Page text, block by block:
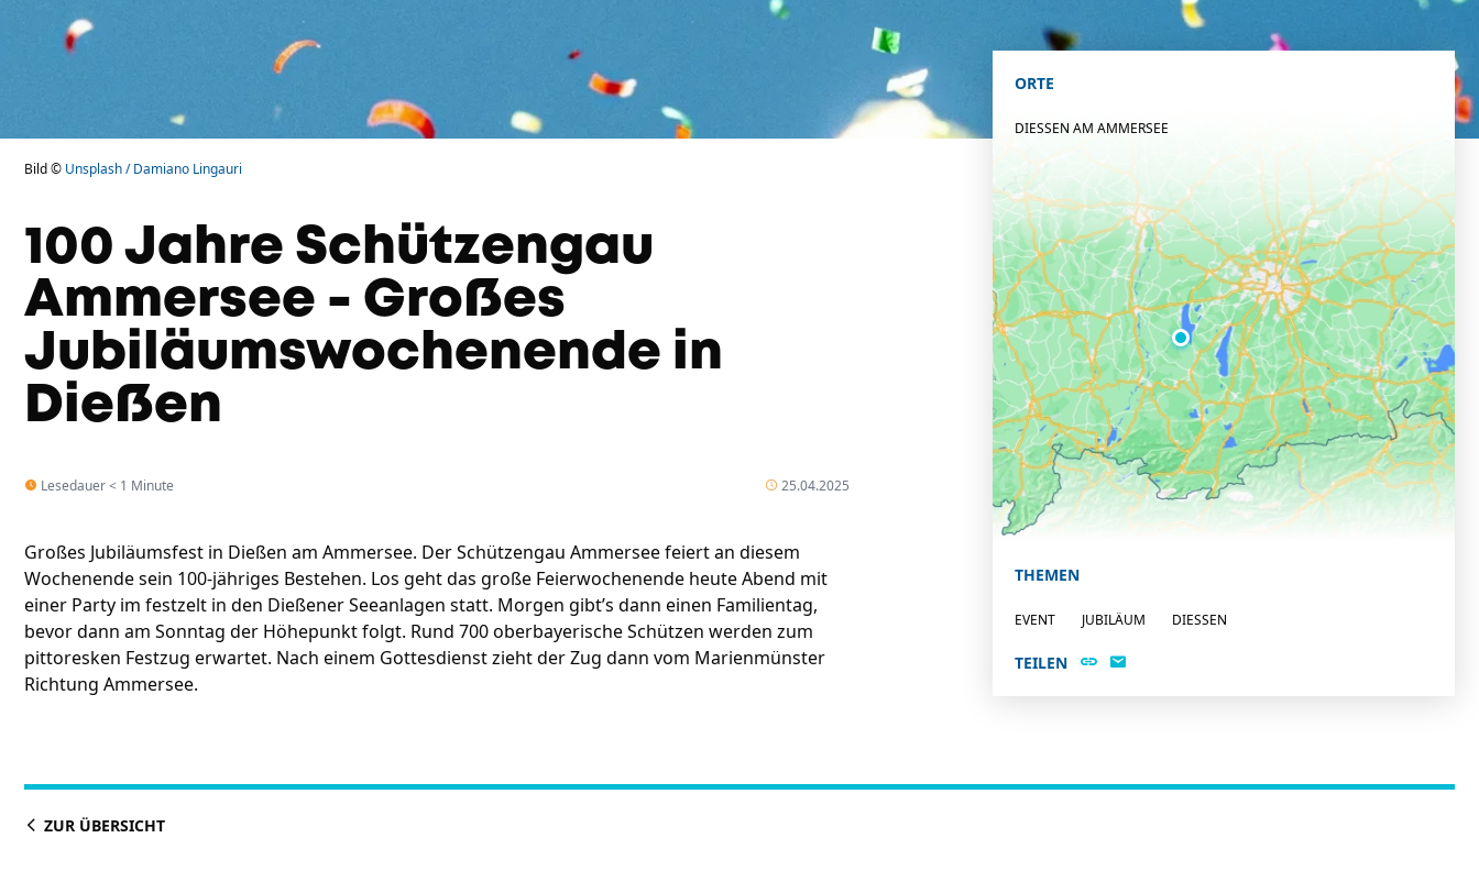
Bild © Unsplash / Damiano Lingauri
100 Jahre Schützengau
Ammersee - Großes
Jubiläumswochenende in
Dießen
Lesedauer < 1 Minute 25.04.2025
Großes Jubiläumsfest in Dießen am Ammersee. Der Schützengau Ammersee feiert an diesem
Wochenende sein 100-jähriges Bestehen. Los geht das große Feierwochenende heute Abend mit
einer Party im festzelt in den Dießener Seeanlagen statt. Morgen gibt’s dann einen Familientag,
bevor dann am Sonntag der Höhepunkt folgt. Rund 700 oberbayerische Schützen werden zum
pittoresken Festzug erwartet. Nach einem Gottesdienst zieht der Zug dann vom Marienmünster
Richtung Ammersee.
ORTE
DIESSEN AM AMMERSEE
THEMEN
EVENT JUBILÄUM DIESSEN
TEILEN
ZUR ÜBERSICHT